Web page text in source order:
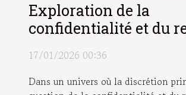
Exploration de la
confidentialité et du
dans les services
téléphoniques pour
17/01/2026 00:36
Dans un univers où la discrétion